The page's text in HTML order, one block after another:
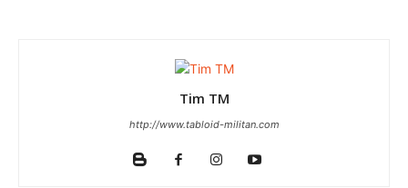
Tim TM
http://www.tabloid-militan.com